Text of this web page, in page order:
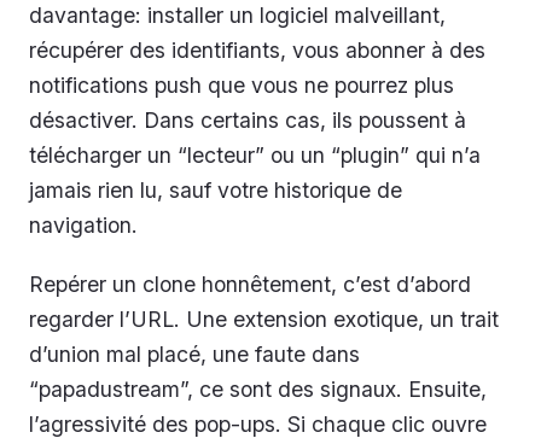
davantage: installer un logiciel malveillant,
récupérer des identifiants, vous abonner à des
notifications push que vous ne pourrez plus
désactiver. Dans certains cas, ils poussent à
télécharger un “lecteur” ou un “plugin” qui n’a
jamais rien lu, sauf votre historique de
navigation.
Repérer un clone honnêtement, c’est d’abord
regarder l’URL. Une extension exotique, un trait
d’union mal placé, une faute dans
“papadustream”, ce sont des signaux. Ensuite,
l’agressivité des pop-ups. Si chaque clic ouvre